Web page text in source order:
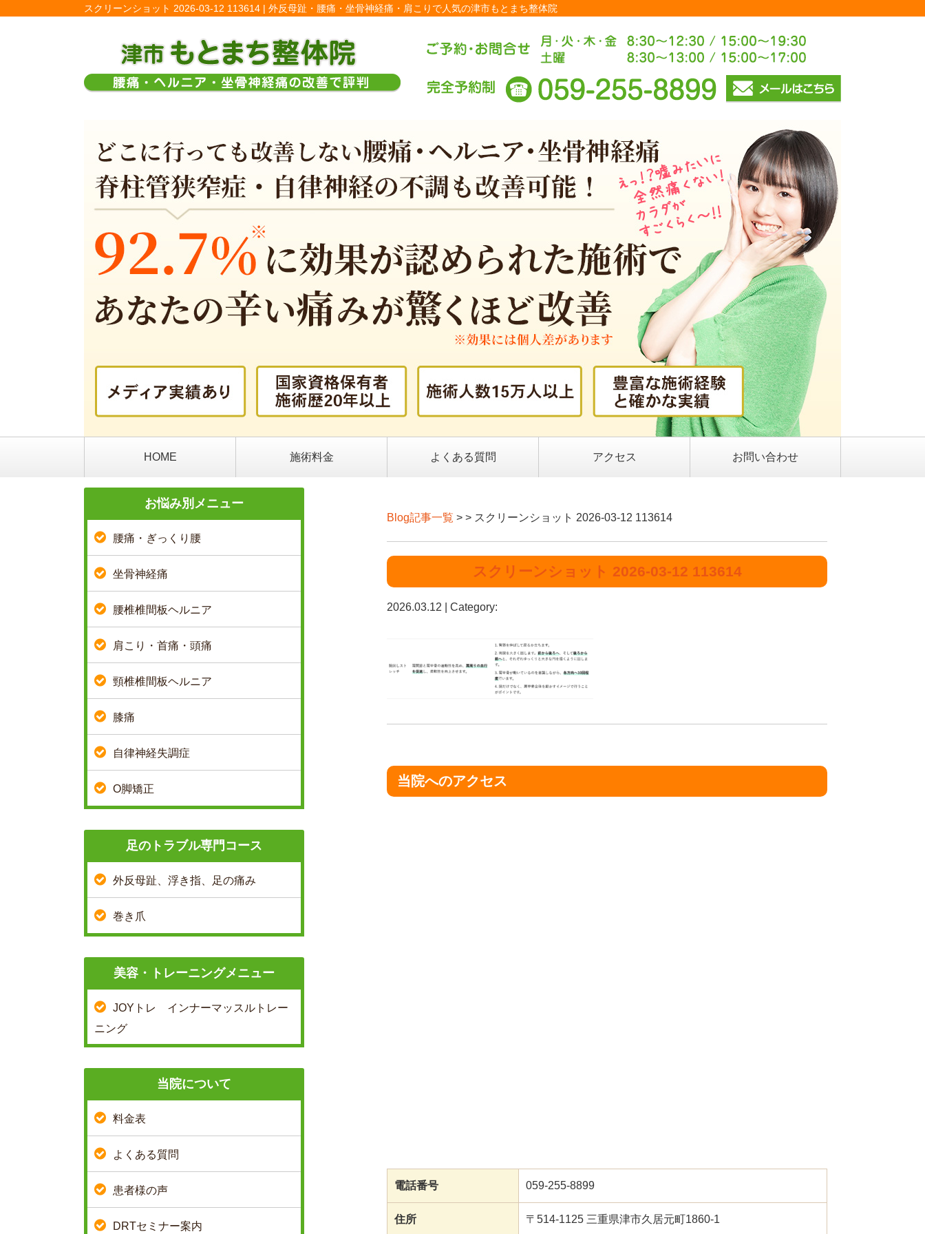
スクリーンショット 2026-03-12 113614 | 外反母趾・腰痛・坐骨神経痛・肩こりで人気の津市もとまち整体院
HOME 施術料金 よくある質問 アクセス お問い合わせ
Blog記事一覧 > > スクリーンショット 2026-03-12 113614
スクリーンショット 2026-03-12 113614
2026.03.12 | Category:
当院へのアクセス
電話番号 059-255-8899
住所 〒514-1125 三重県津市久居元町1860-1
お悩み別メニュー
腰痛・ぎっくり腰
坐骨神経痛
腰椎椎間板ヘルニア
肩こり・首痛・頭痛
頸椎椎間板ヘルニア
膝痛
自律神経失調症
O脚矯正
足のトラブル専門コース
外反母趾、浮き指、足の痛み
巻き爪
美容・トレーニングメニュー
JOYトレ インナーマッスルトレー
ニング
当院について
料金表
よくある質問
患者様の声
DRTセミナー案内